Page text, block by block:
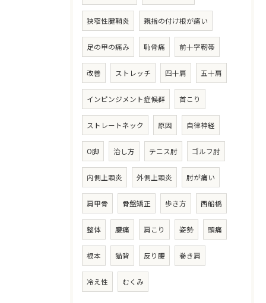
狭窄性腱鞘炎 親指の付け根が痛い
足の甲の痛み 恥骨痛 前十字靭帯
改善 ストレッチ 四十肩 五十肩
インピンジメント症候群 首こり
ストレートネック 原因 自律神経
O脚 治し方 テニス肘 ゴルフ肘
内側上顆炎 外側上顆炎 肘が痛い
肩甲骨 骨盤矯正 歩き方 西船橋
整体 腰痛 肩こり 姿勢 頭痛
根本 猫背 反り腰 巻き肩
冷え性 むくみ